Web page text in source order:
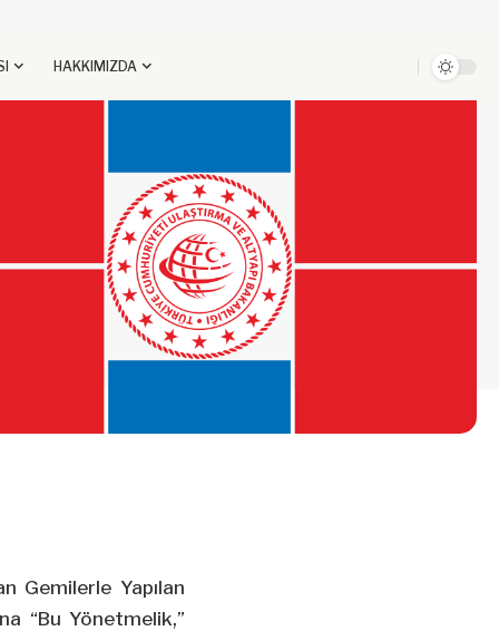
HAKKIMIZDA
Gemilerle Yapılan
“Bu Yönetmelik,”